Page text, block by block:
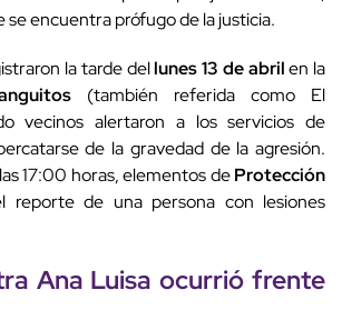
encuentra prófugo de la justicia.
la tarde dellunes 13 de abrilen la
(también referida como El
vecinos alertaron a los servicios de
de la gravedad de la agresión.
17:00 horas, elementos deProtección
reporte de una persona con lesiones
Ana Luisa ocurrió frente